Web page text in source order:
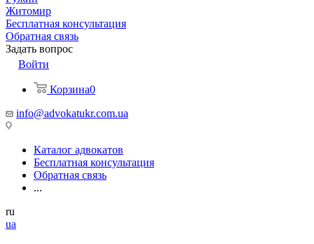
Житомир
Бесплатная консультация
Обратная связь
Задать вопрос
Войти
Корзина0
info@advokatukr.com.ua
Каталог адвокатов
Бесплатная консультация
Обратная связь
...
ru
ua